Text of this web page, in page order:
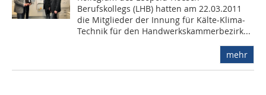
Berufskollegs (LHB) hatten am 22.03.2011
die Mitglieder der Innung für Kälte-Klima-
Technik für den Handwerkskammerbezirk...
mehr